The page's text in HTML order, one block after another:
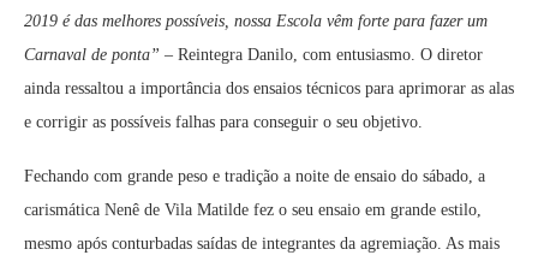
2019 é das melhores possíveis, nossa Escola vêm forte para fazer um
Carnaval de ponta” – Reintegra Danilo, com entusiasmo. O diretor
ainda ressaltou a importância dos ensaios técnicos para aprimorar as alas
e corrigir as possíveis falhas para conseguir o seu objetivo.
Fechando com grande peso e tradição a noite de ensaio do sábado, a
carismática Nenê de Vila Matilde fez o seu ensaio em grande estilo,
mesmo após conturbadas saídas de integrantes da agremiação. As mais